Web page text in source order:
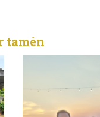
tamén